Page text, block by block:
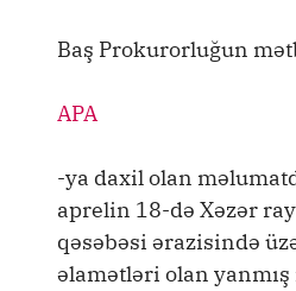
Baş Prokurorluğun
APA
-ya daxil olan
aprelin 18-də Xəzər
qəsəbəsi ərazisində
əlamətləri olan